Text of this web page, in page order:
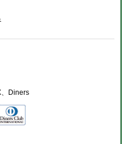
、Diners